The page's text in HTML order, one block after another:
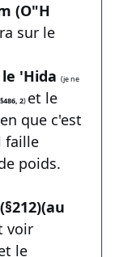
(O"H
sur le
'Hida (je ne
2) et le
que c'est
faille
poids.
voir
le